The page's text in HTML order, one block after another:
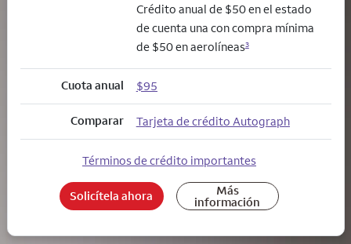
Crédito anual de $50 en el estado
de cuenta una con compra mínima
de $50 en aerolíneas3
Cuota anual $95
Comparar Tarjeta de crédito Autograph
Términos de crédito importantes
Solicítela ahora Más
información